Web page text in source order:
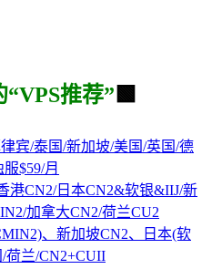
推荐” 🟩
宾/泰国/新加坡/美国/英国/德
$59/月
港CN2/日本CN2&软银&IIJ/新
加拿大CN2/荷兰CU2
、新加坡CN2、日本(软
荷兰/CN2+CUII